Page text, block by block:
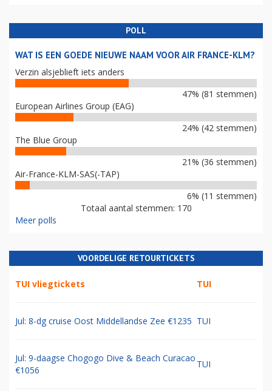
POLL
WAT IS EEN GOEDE NIEUWE NAAM VOOR AIR FRANCE-KLM?
Verzin alsjeblieft iets anders
47% (81 stemmen)
European Airlines Group (EAG)
24% (42 stemmen)
The Blue Group
21% (36 stemmen)
Air-France-KLM-SAS(-TAP)
6% (11 stemmen)
Totaal aantal stemmen: 170
Meer polls
VOORDELIGE RETOURTICKETS
TUI vliegtickets TUI
Jul: 8-dg cruise Oost Middellandse Zee €1235 TUI
Jul: 9-daagse Chogogo Dive & Beach Curacao
€1056
TUI